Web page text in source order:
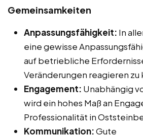
Gemeinsamkeiten
Anpassungsfähigkeit: In
eine gewisse
auf betriebliche
Veränderungen reagieren zu
Engagement: Unabhängig
wird ein hohes Maß an
Professionalität in
Kommunikation:Gute